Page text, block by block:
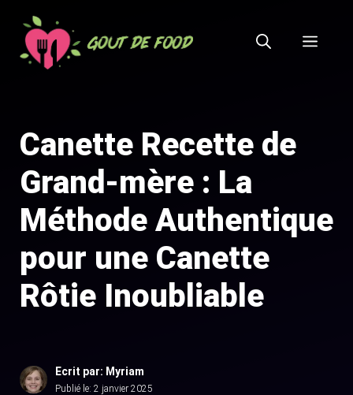
contenu
Canette Recette de
Grand-mère : La
Méthode Authentique
pour une Canette
Rôtie Inoubliable
Ecrit par: Myriam
Publié le: 2 janvier 2025